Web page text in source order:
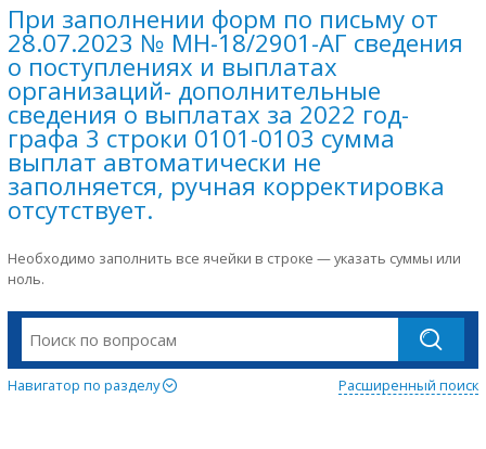
При заполнении форм по письму от
28.07.2023 № МН-18/2901-АГ сведения
о поступлениях и выплатах
организаций- дополнительные
сведения о выплатах за 2022 год-
графа 3 строки 0101-0103 сумма
выплат автоматически не
заполняется, ручная корректировка
отсутствует.
Необходимо заполнить все ячейки в строке — указать суммы или
ноль.
Навигатор по разделу Расширенный поиск